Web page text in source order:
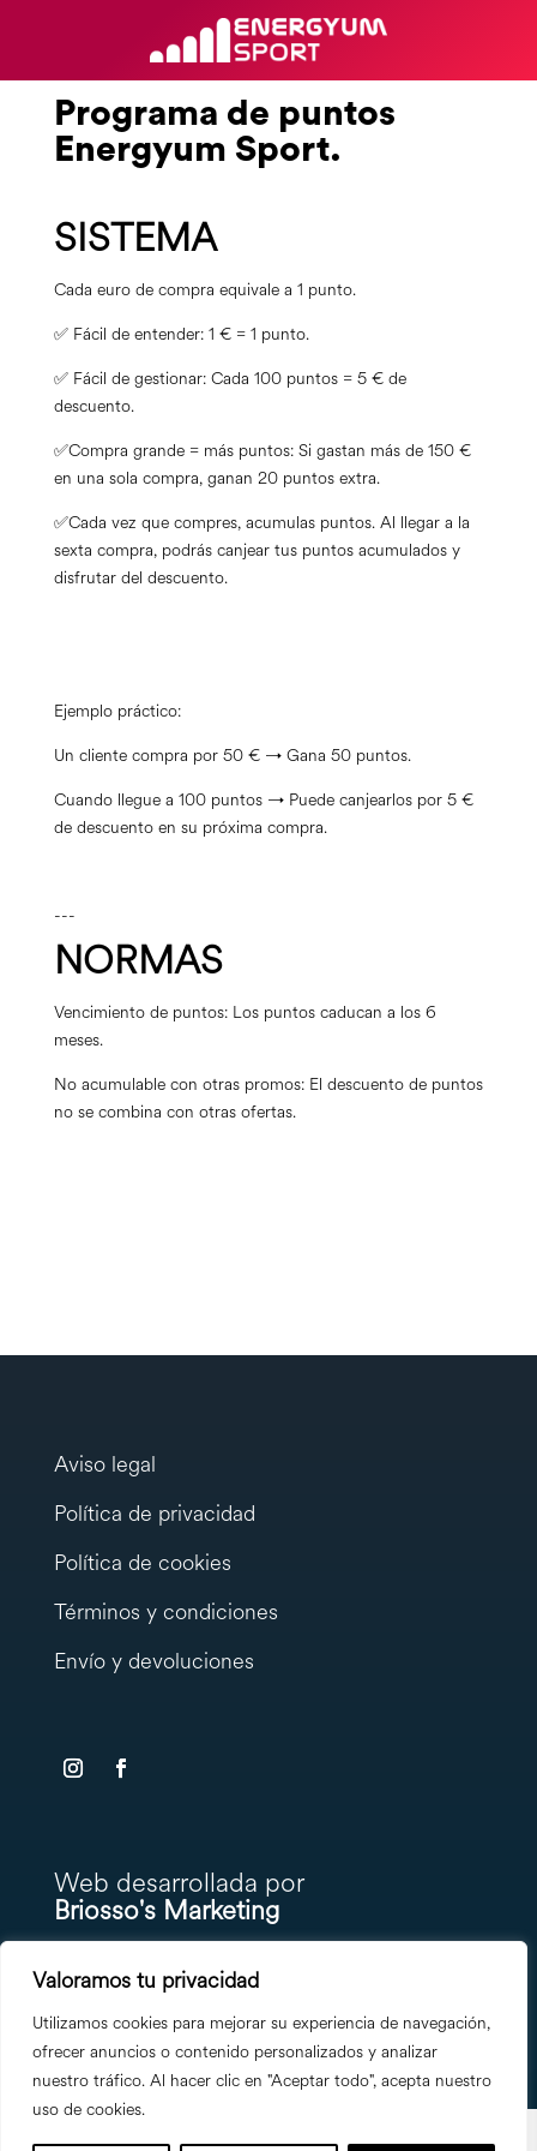
Valoramos tu privacidad
Utilizamos cookies para mejorar su experiencia de navegación,
ofrecer anuncios o contenido personalizados y analizar
nuestro tráfico. Al hacer clic en "Aceptar todo", acepta nuestro
uso de cookies.
Programa de puntos
Energyum Sport.
SISTEMA
Cada euro de compra equivale a 1 punto.
✅ Fácil de entender: 1 € = 1 punto.
✅ Fácil de gestionar: Cada 100 puntos = 5 € de
descuento.
✅Compra grande = más puntos: Si gastan más de 150 €
en una sola compra, ganan 20 puntos extra.
✅Cada vez que compres, acumulas puntos. Al llegar a la
sexta compra, podrás canjear tus puntos acumulados y
disfrutar del descuento.
Ejemplo práctico:
Un cliente compra por 50 € → Gana 50 puntos.
Cuando llegue a 100 puntos → Puede canjearlos por 5 €
de descuento en su próxima compra.
---
NORMAS
Vencimiento de puntos: Los puntos caducan a los 6
meses.
No acumulable con otras promos: El descuento de puntos
no se combina con otras ofertas.
Aviso legal
Política de privacidad
Política de cookies
Términos y condiciones
Envío y devoluciones
Web desarrollada por
Briosso's Marketing